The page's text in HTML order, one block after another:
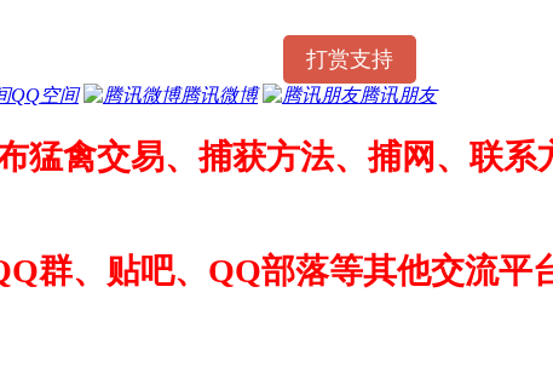
打赏支持
QQ空间 腾讯微博
腾讯朋友
猛禽交易、捕获方法、捕网、联
群、贴吧、QQ部落等其他交流平